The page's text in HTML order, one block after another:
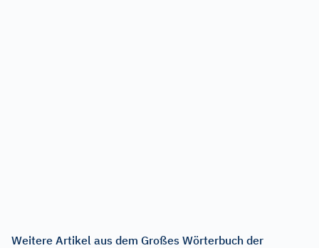
Weitere Artikel aus dem Großes Wörterbuch der